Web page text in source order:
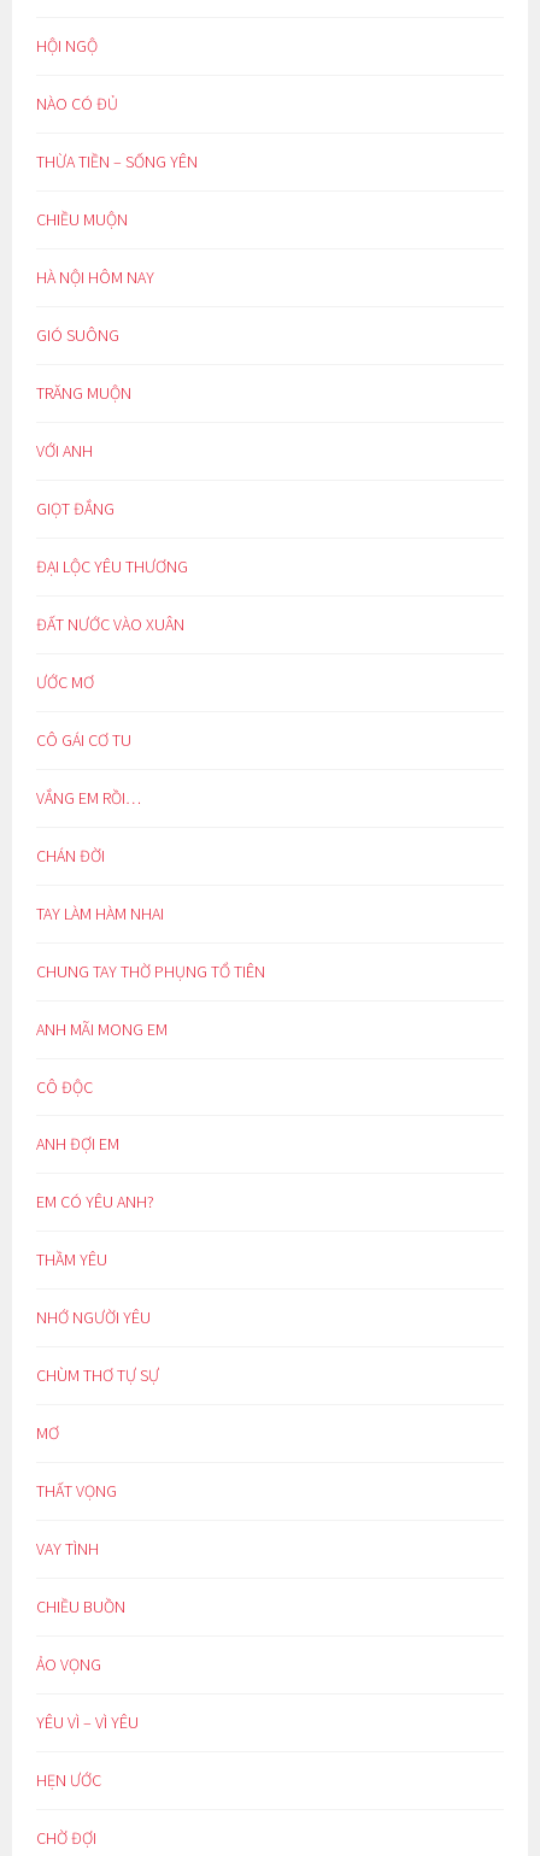
HỘI NGỘ
NÀO CÓ ĐỦ
THỪA TIỀN – SỐNG YÊN
CHIỀU MUỘN
HÀ NỘI HÔM NAY
GIÓ SUÔNG
TRĂNG MUỘN
VỚI ANH
GIỌT ĐẮNG
ĐẠI LỘC YÊU THƯƠNG
ĐẤT NƯỚC VÀO XUÂN
ƯỚC MƠ
CÔ GÁI CƠ TU
VẮNG EM RỒI…
CHÁN ĐỜI
TAY LÀM HÀM NHAI
CHUNG TAY THỜ PHỤNG TỔ TIÊN
ANH MÃI MONG EM
CÔ ĐỘC
ANH ĐỢI EM
EM CÓ YÊU ANH?
THẦM YÊU
NHỚ NGƯỜI YÊU
CHÙM THƠ TỰ SỰ
MƠ
THẤT VỌNG
VAY TÌNH
CHIỀU BUỒN
ẢO VỌNG
YÊU VÌ – VÌ YÊU
HẸN ƯỚC
CHỜ ĐỢI